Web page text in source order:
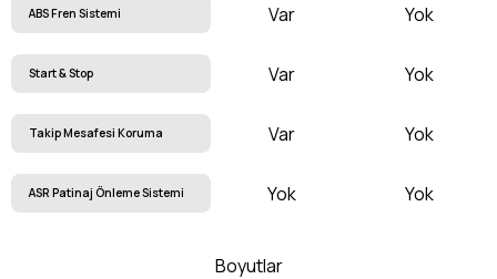
ABS Fren Sistemi Var Yok
Start & Stop Var Yok
Takip Mesafesi Koruma Var Yok
ASR Patinaj Önleme Sistemi Yok Yok
Boyutlar